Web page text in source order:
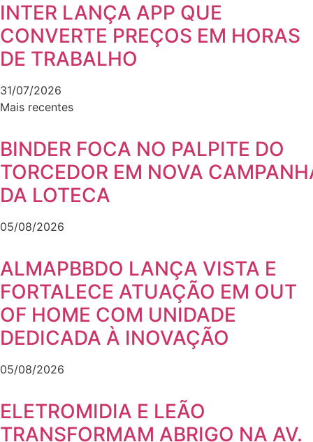
INTER LANÇA APP QUE
CONVERTE PREÇOS EM HORAS
DE TRABALHO
31/07/2026
Mais recentes
BINDER FOCA NO PALPITE DO
TORCEDOR EM NOVA
DA LOTECA
05/08/2026
ALMAPBBDO LANÇA VISTA E
FORTALECE ATUAÇÃO EM OUT
OF HOME COM UNIDADE
DEDICADA À INOVAÇÃO
05/08/2026
ELETROMIDIA E LEÃO
TRANSFORMAM ABRIGO NA AV.